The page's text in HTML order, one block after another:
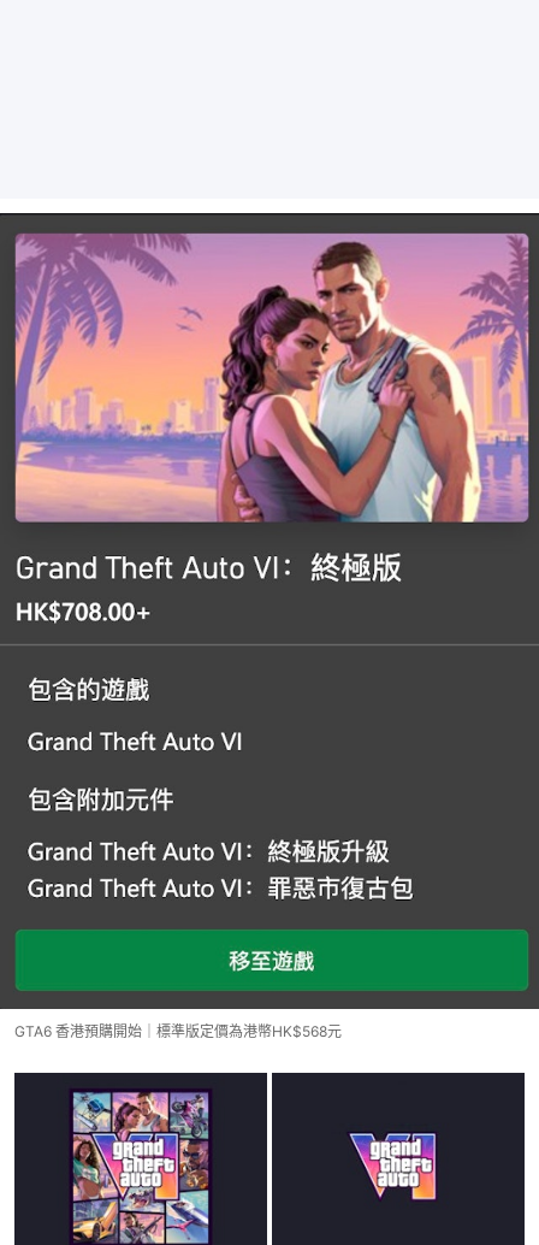
GTA6 香港預購開始｜標準版定價為港幣HK$568元